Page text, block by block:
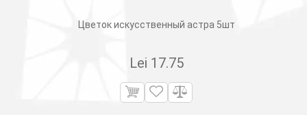
Цветок искусственный астра 5шт
Lei 17.75